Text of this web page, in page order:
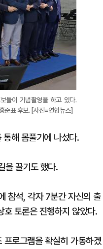
확
대
들이 기념촬영을 하고 있다.
준표 후보. [사진=연합뉴스]
해 몸풀기에 나섰다.
을 끌기도 했다.
참석, 각자 7분간 자신의 출
호 토론은 진행하지 않았다.
로그램을 확실히 가동하겠